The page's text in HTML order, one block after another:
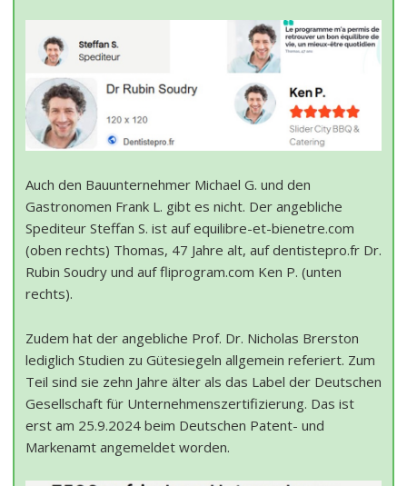
Auch den Bauunternehmer Michael G. und den
Gastronomen Frank L. gibt es nicht. Der angebliche
Spediteur Steffan S. ist auf equilibre-et-bienetre.com
(oben rechts) Thomas, 47 Jahre alt, auf dentistepro.fr Dr.
Rubin Soudry und auf fliprogram.com Ken P. (unten
rechts).
Zudem hat der angebliche Prof. Dr. Nicholas Brerston
lediglich Studien zu Gütesiegeln allgemein referiert. Zum
Teil sind sie zehn Jahre älter als das Label der Deutschen
Gesellschaft für Unternehmenszertifizierung. Das ist
erst am 25.9.2024 beim Deutschen Patent- und
Markenamt angemeldet worden.